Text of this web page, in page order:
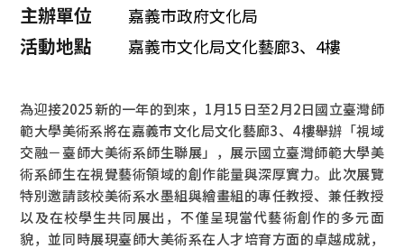
主辦單位
嘉義市政府文化局
活動地點 嘉義市文化局文化藝廊3、4樓
為迎接2025新的一年的到來，1月15日至2月2日國立臺灣師
範大學美術系將在嘉義市文化局文化藝廊3、4樓舉辦「視域
交融－臺師大美術系師生聯展」，展示國立臺灣師範大學美
術系師生在視覺藝術領域的創作能量與深厚實力。此次展覽
特別邀請該校美術系水墨組與繪畫組的專任教授、兼任教授
以及在校學生共同展出，不僅呈現當代藝術創作的多元面
貌，並同時展現臺師大美術系在人才培育方面的卓越成就，